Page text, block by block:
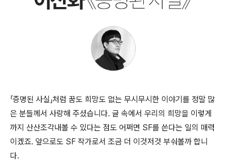
「증명된 사실」처럼 꿈도 희망도 없는 무시무시한 이야기를 정말 많
은 분들께서 사랑해 주셨습니다. 글 속에서 우리의 희망을 이렇게
까지 산산조각내볼 수 있다는 점도 어쩌면 SF를 쓴다는 일의 매력
이겠죠. 앞으로도 SF 작가로서 조금 더 이것저것 부숴볼까 합니
다.